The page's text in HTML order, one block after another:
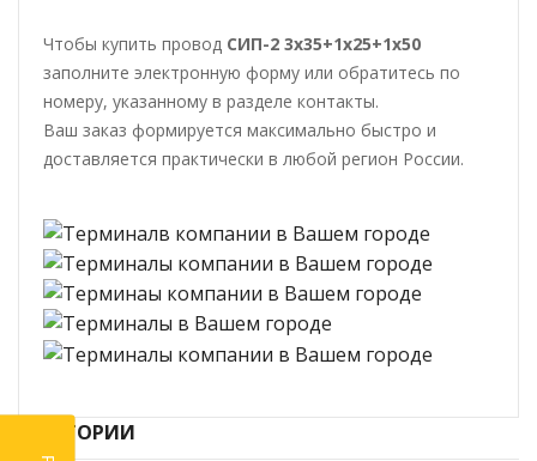
Чтобы купить провод СИП-2 3х35+1х25+1х50
заполните электронную форму или обратитесь по
номеру, указанному в разделе контакты.
Ваш заказ формируется максимально быстро и
доставляется практически в любой регион России.
КАТЕГОРИИ